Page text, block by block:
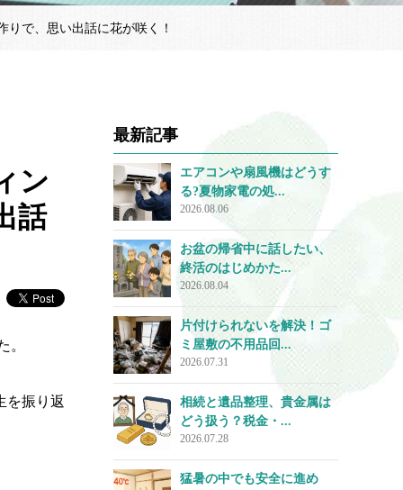
で、思い出話に花が咲く！
ン
話
。
を振り返
最新記事
エアコンや扇風機はどうす
る?夏物家電の処...
2026.08.06
お盆の帰省中に話したい、
終活のはじめかた...
2026.08.04
片付けられないを解決！ゴ
ミ屋敷の不用品回...
2026.07.31
相続と遺品整理、貴金属は
どう扱う？税金・...
2026.07.28
猛暑の中でも安全に進め